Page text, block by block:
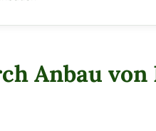
Anbau